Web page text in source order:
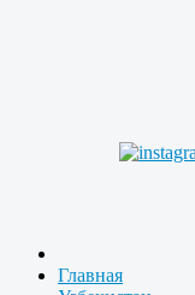
Главная